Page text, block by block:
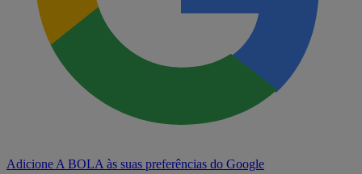
Adicione A BOLA às suas preferências do Google